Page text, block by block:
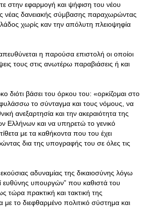
στην εφαρμογή και ψήφιση του νέου
νέας δανειακής σύμβασης παραχωρώντας
χωρίς καν την απόλυτη πλειοψηφία
η παρούσα επιστολή οι οποίοι
τους στις ανωτέρω παραβιάσεις ή και
διότι βάσει του όρκου του: «ορκίζομαι στο
φυλάσσω το σύνταγμα και τους νόμους, να
ανεξαρτησία και την ακεραιότητα της
Ελλήνων και να υπηρετώ το γενικό
με τα καθήκοντα που του έχει
δια της υπογραφής του σε όλες τις
αδυναμίας της δικαιοσύνης λόγω
υπουργών” που καθιστά του
τώρα πρακτική και τακτική της
με το διεφθαρμένο πολιτικό σύστημα και